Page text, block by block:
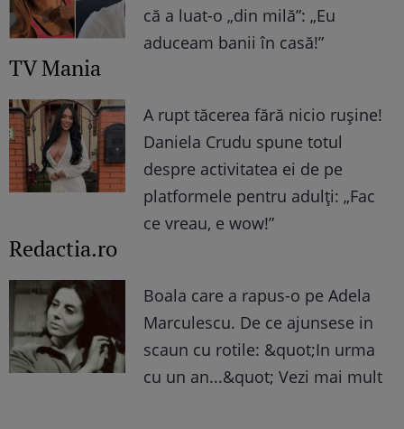
că a luat-o „din milă”: „Eu
aduceam banii în casă!”
TV Mania
A rupt tăcerea fără nicio rușine!
Daniela Crudu spune totul
despre activitatea ei de pe
platformele pentru adulți: „Fac
ce vreau, e wow!”
Redactia.ro
Boala care a rapus-o pe Adela
Marculescu. De ce ajunsese in
scaun cu rotile: &quot;In urma
cu un an...&quot; Vezi mai mult